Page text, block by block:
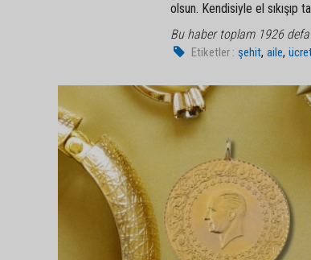
olsun. Kendisiyle el sıkışıp
Bu haber toplam 1926
Etiketler : şehit,aile,